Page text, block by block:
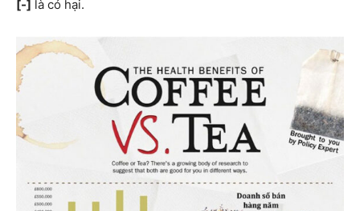
[-] là có hại.